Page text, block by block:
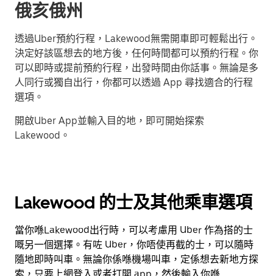
俄亥俄州
透過Uber預約行程，Lakewood無需開車即可輕鬆出行。
決定好該區想去的地方後，任何時間都可以預約行程。你
可以即時或提前預約行程，出發時間由你話事。無論是多
人同行或獨自出行，你都可以透過 App 尋找適合的行程
選項。
開啟Uber App並輸入目的地，即可開始探索
Lakewood。
Lakewood 的士及其他乘車選項
當你喺Lakewood出行時，可以考慮用 Uber 作為搭的士
嘅另一個選擇。有咗 Uber，你唔使再截的士，可以隨時
隨地即時叫車。無論你係喺機場叫車，定係想去新地方探